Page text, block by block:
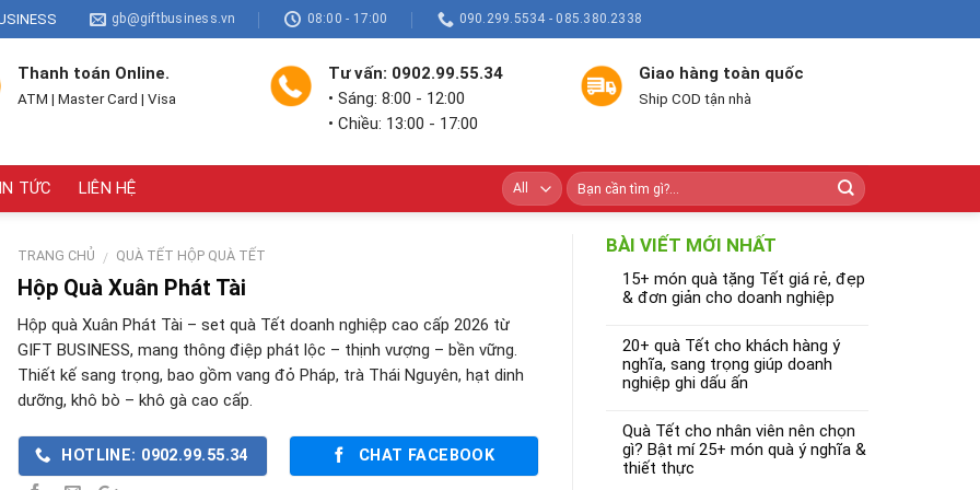
gb@giftbusiness.vn 08:00 - 17:00 090.299.5534 - 085.380.2338
Thanh toán Online.
ATM | Master Card | Visa
Tư vấn: 0902.99.55.34
• Sáng: 8:00 - 12:00
• Chiều: 13:00 - 17:00
Giao hàng toàn quốc
Ship COD tận nhà
TỨC LIÊN HỆ
BÀI VIẾT MỚI NHẤT
15+ món quà tặng Tết giá rẻ, đẹp
& đơn giản cho doanh nghiệp
20+ quà Tết cho khách hàng ý
nghĩa, sang trọng giúp doanh
nghiệp ghi dấu ấn
Quà Tết cho nhân viên nên chọn
gì? Bật mí 25+ món quà ý nghĩa &
thiết thực
TRANG CHỦ / QUÀ TẾT HỘP QUÀ TẾT
Hộp Quà Xuân Phát Tài
Hộp quà Xuân Phát Tài – set quà Tết doanh nghiệp cao cấp 2026 từ
GIFT BUSINESS, mang thông điệp phát lộc – thịnh vượng – bền vững.
Thiết kế sang trọng, bao gồm vang đỏ Pháp, trà Thái Nguyên, hạt dinh
dưỡng, khô bò – khô gà cao cấp.
HOTLINE: 0902.99.55.34 CHAT FACEBOOK